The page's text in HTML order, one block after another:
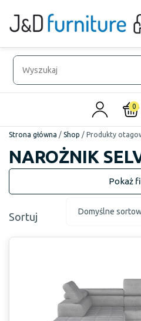
0
Strona główna / Shop / Produkty
NAROŻNIK
Sortuj